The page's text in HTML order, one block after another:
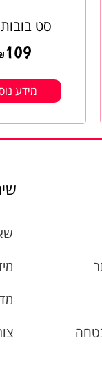
סט
109
מידע